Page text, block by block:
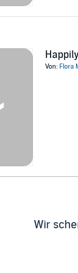
Von: Flora
Wir